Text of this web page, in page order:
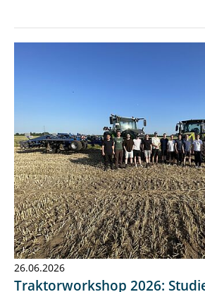
26.06.2026
Traktorworkshop 2026: